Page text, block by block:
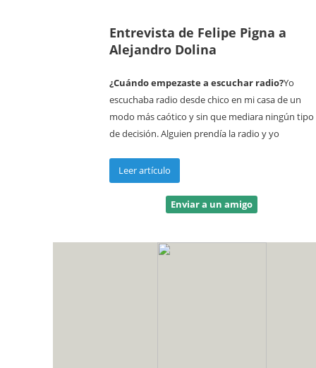
Entrevista de Felipe Pigna a
Alejandro Dolina
¿Cuándo empezaste a escuchar radio?Yo
escuchaba radio desde chico en mi casa de un
modo más caótico y sin que mediara ningún tipo
de decisión. Alguien prendía la radio y yo
Leer artículo
Enviar a un amigo